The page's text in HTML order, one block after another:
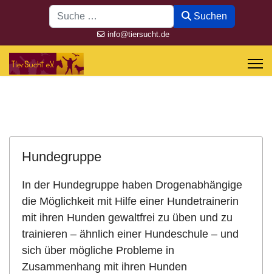
Suchen
info@tiersucht.de
Hundegruppe
In der Hundegruppe haben Drogenabhängige
die Möglichkeit mit Hilfe einer Hundetrainerin
mit ihren Hunden gewaltfrei zu üben und zu
trainieren – ähnlich einer Hundeschule – und
sich über mögliche Probleme in
Zusammenhang mit ihren Hunden